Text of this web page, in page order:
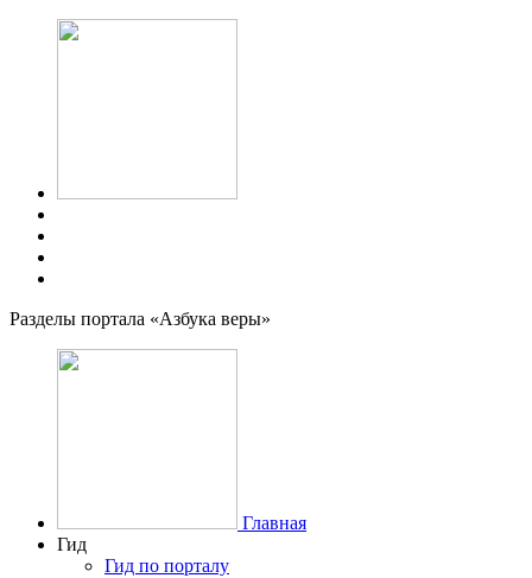
Разделы портала «Азбука веры»
Главная
Гид
Гид по порталу